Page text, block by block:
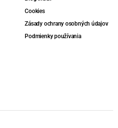
Cookies
Zásady ochrany osobných údajov
Podmienky používania